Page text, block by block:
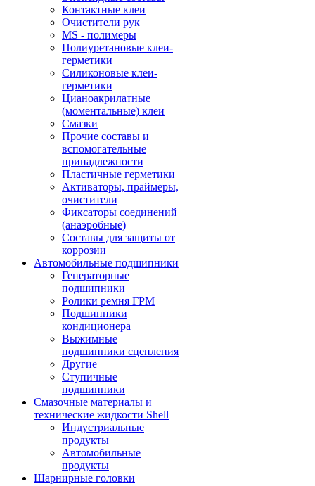
Контактные клеи
Очистители рук
MS - полимеры
Полиуретановые клеи-
герметики
Силиконовые клеи-
герметики
Цианоакрилатные
(моментальные) клеи
Смазки
Прочие составы и
вспомогательные
принадлежности
Пластичные герметики
Активаторы, праймеры,
очистители
Фиксаторы соединений
(анаэробные)
Составы для защиты от
коррозии
Автомобильные подшипники
Генераторные
подшипники
Ролики ремня ГРМ
Подшипники
кондиционера
Выжимные
подшипники сцепления
Другие
Ступичные
подшипники
Смазочные материалы и
технические жидкости Shell
Индустриальные
продукты
Автомобильные
продукты
Шарнирные головки